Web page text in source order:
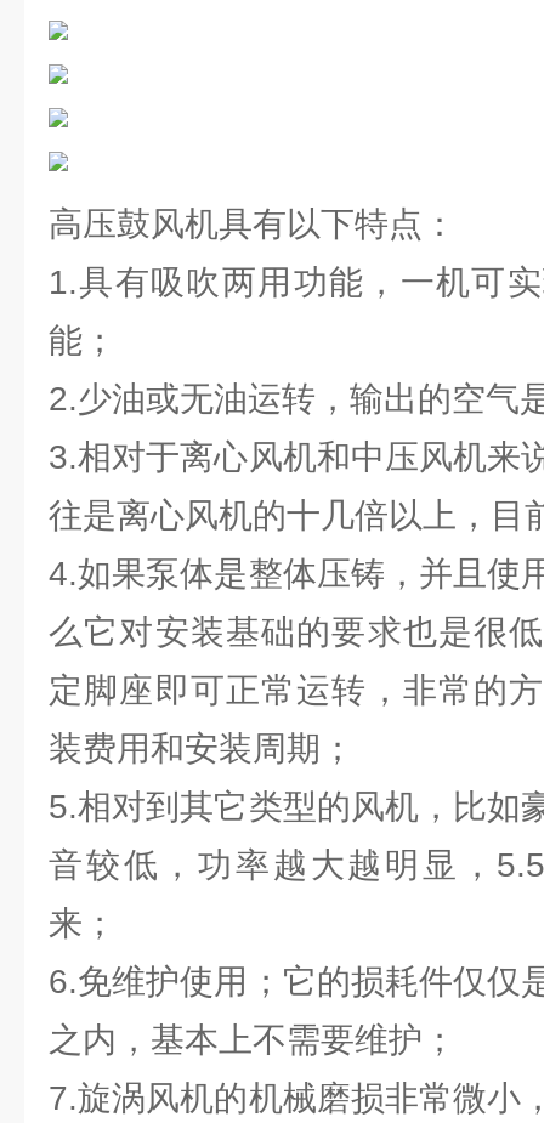
高压鼓风机具有以下特点：
1.具有吸吹两用功能，一机可
能；
2.少油或无油运转，输出的空气
3.相对于离心风机和中压风机来
往是离心风机的十几倍以上，目
4.如果泵体是整体压铸，并且使
么它对安装基础的要求也是很
定脚座即可正常运转，非常的
装费用和安装周期；
5.相对到其它类型的风机，比如
音较低，功率越大越明显，
来；
6.免维护使用；它的损耗件仅仅
之内，基本上不需要维护；
7.旋涡风机的机械磨损非常微小